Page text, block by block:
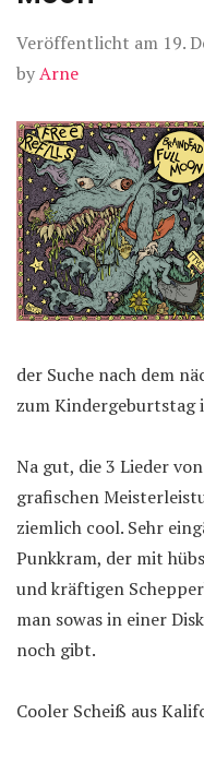
Veröffentlicht am 19.
byArne
der Suche nach dem
zum Kindergeburtstag
Na gut, die 3 Lieder
grafischen
ziemlich cool. Sehr
Punkkram, der mit
und kräftigen
man sowas in einer
noch gibt.
Cooler Scheiß aus